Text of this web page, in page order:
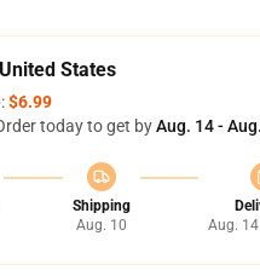
States
$6.99
today to get byAug. 14 -
Shipping
Aug. 10
Aug. 14